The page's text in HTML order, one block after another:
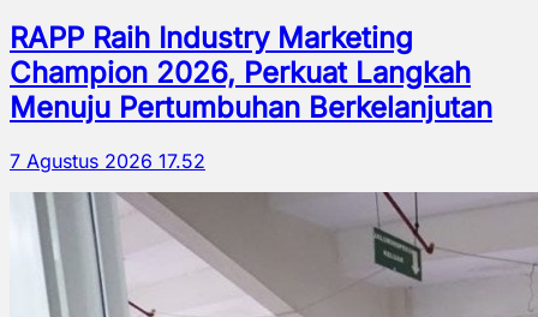
RAPP Raih Industry Marketing
Champion 2026, Perkuat Langkah
Menuju Pertumbuhan Berkelanjutan
7 Agustus 2026 17.52